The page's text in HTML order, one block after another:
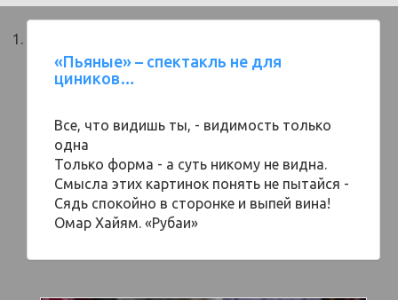
«Пьяные» – спектакль не для
циников…
Все, что видишь ты, - видимость только
одна
Только форма - а суть никому не видна.
Смысла этих картинок понять не пытайся -
Сядь спокойно в сторонке и выпей вина!
Омар Хайям. «Рубаи»